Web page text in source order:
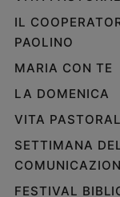
Famiglia
educazione
Genitori
e
Nonni
Coppia
Scuola
IL
PAOLINO
MARIA CON TE
LA DOMENICA
VITA
SETTIMANA
FESTIVAL